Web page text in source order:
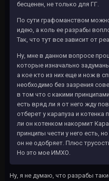
бесценен, не только для ГГ.
По сути графоманством
идею, а коль ее разрабы
Так, что тут все зависит от
Ну, мне в данном вопросе
которые изначально
а кое кто из них еще и нож в
необходимо без зазрения
в том что с какими
есть вряд ли я от него жду
отберет у карапуза и
ли он котенком накормит
принципы чести у него есть,
он не одобряет. Плюс
Но это мое ИМХО.
Ну, я не думаю, что разрабы